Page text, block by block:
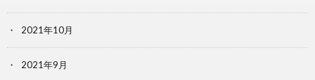
2021年10月
2021年9月